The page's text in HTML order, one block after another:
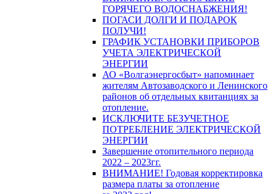
ГОРЯЧЕГО ВОДОСНАБЖЕНИЯ!
ПОГАСИ ДОЛГИ И ПОДАРОК
ПОЛУЧИ!
ГРАФИК УСТАНОВКИ ПРИБОРОВ
УЧЕТА ЭЛЕКТРИЧЕСКОЙ
ЭНЕРГИИ
АО «Волгаэнергосбыт» напоминает
жителям Автозаводского и Ленинского
районов об отдельных квитанциях за
отопление.
ИСКЛЮЧИТЕ БЕЗУЧЕТНОЕ
ПОТРЕБЛЕНИЕ ЭЛЕКТРИЧЕСКОЙ
ЭНЕРГИИ
Завершение отопительного периода
2022 – 2023гг.
ВНИМАНИЕ! Годовая корректировка
размера платы за отопление